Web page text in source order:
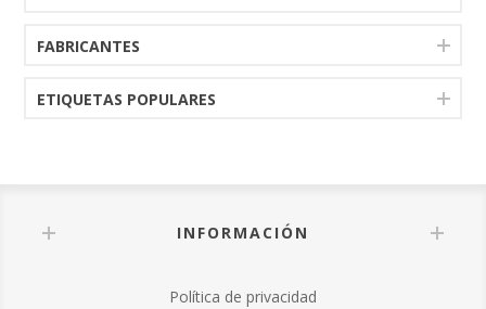
FABRICANTES
ETIQUETAS POPULARES
INFORMACIÓN
Política de privacidad